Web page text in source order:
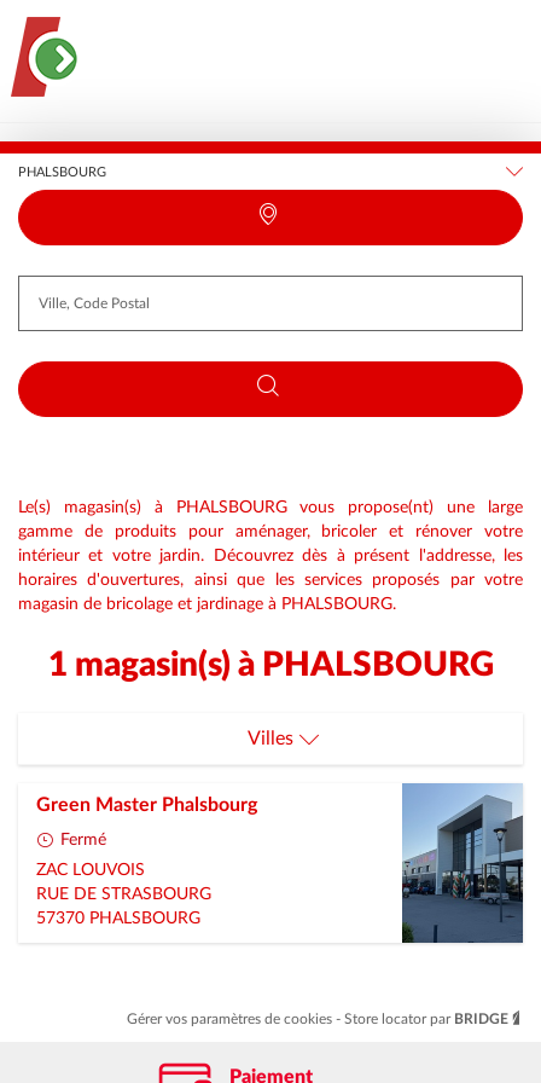
France
PHALSBOURG
Le(s) magasin(s) à PHALSBOURG vous propose(nt) une large
gamme de produits pour aménager, bricoler et rénover votre
intérieur et votre jardin. Découvrez dès à présent l'addresse, les
horaires d'ouvertures, ainsi que les services proposés par votre
magasin de bricolage et jardinage à PHALSBOURG.
1 magasin(s) à PHALSBOURG
Villes
Phalsbourg
Puttelange-Aux-Lacs
Green Master Phalsbourg
Fermé
ZAC LOUVOIS
RUE DE STRASBOURG
57370 PHALSBOURG
Gérer vos paramètres de cookies Store locator par BRIDGE
Paiement